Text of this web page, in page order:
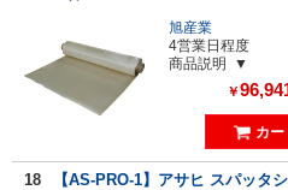
旭産業
4営業日程度
商品説明
￥
18
【AS-PRO-1】アサヒ スパッタ